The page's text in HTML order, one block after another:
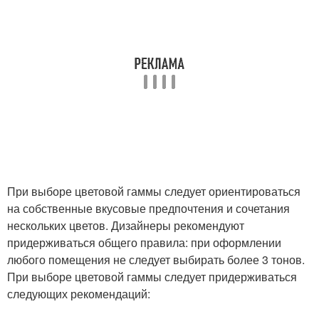
При выборе цветовой гаммы следует ориентироваться
на собственные вкусовые предпочтения и сочетания
нескольких цветов. Дизайнеры рекомендуют
придерживаться общего правила: при оформлении
любого помещения не следует выбирать более 3 тонов.
При выборе цветовой гаммы следует придерживаться
следующих рекомендаций: